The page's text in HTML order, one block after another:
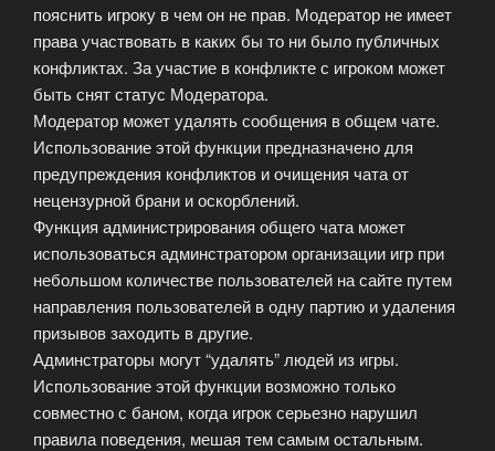
пояснить игроку в чем он не прав. Модератор не имеет
права участвовать в каких бы то ни было публичных
конфликтах. За участие в конфликте с игроком может
быть снят статус Модератора.
Модератор может удалять сообщения в общем чате.
Использование этой функции предназначено для
предупреждения конфликтов и очищения чата от
нецензурной брани и оскорблений.
Функция администрирования общего чата может
использоваться админстратором организации игр при
небольшом количестве пользователей на сайте путем
направления пользователей в одну партию и удаления
призывов заходить в другие.
Админстраторы могут “удалять” людей из игры.
Использование этой функции возможно только
совместно с баном, когда игрок серьезно нарушил
правила поведения, мешая тем самым остальным.